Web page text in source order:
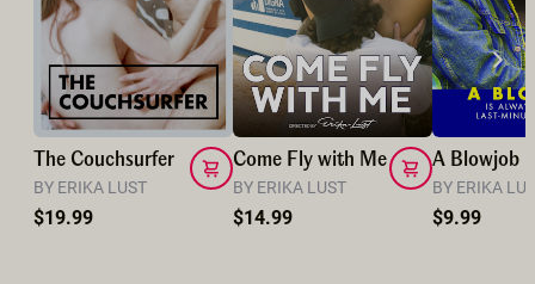
The Couchsurfer
BY ERIKA LUST
$19.99
Come Fly with Me
BY ERIKA LUST
$14.99
BY ERIKA
$9.99